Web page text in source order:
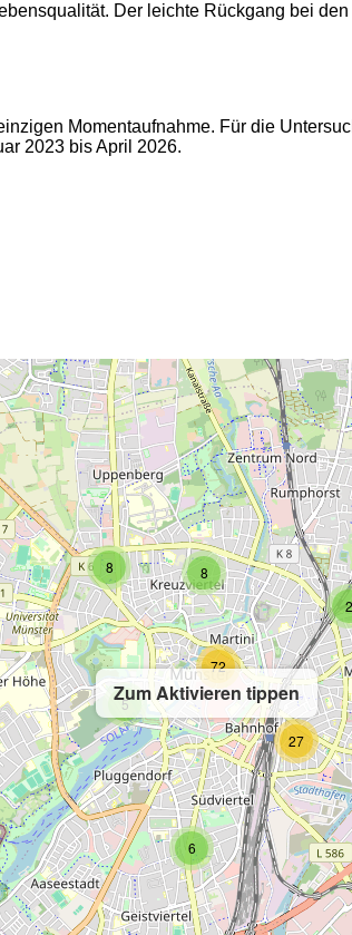
Der leichte Rückgang bei
Momentaufnahme. Für die
2023 bis April 2026.
Zum Aktivieren tippen
2
8
6
8
27
5
72